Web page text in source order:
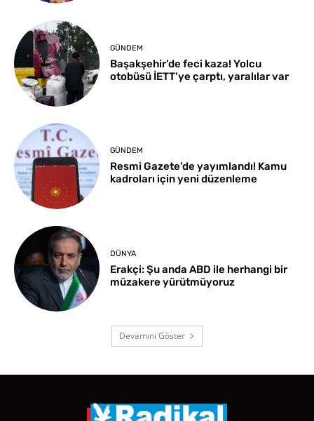
GÜNDEM
Başakşehir’de feci kaza! Yolcu
otobüsü İETT’ye çarptı, yaralılar var
GÜNDEM
Resmi Gazete’de yayımlandı! Kamu
kadroları için yeni düzenleme
DÜNYA
Erakçi: Şu anda ABD ile herhangi bir
müzakere yürütmüyoruz
Devamını Göster